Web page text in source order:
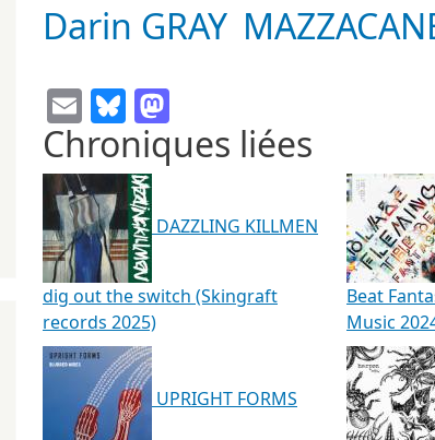
Darin GRAY
EmailBluesky
Chroniques liées
DAZZLING KILLMEN
dig out the switch (Skingraft
records 2025)
Beat
Music
UPRIGHT FORMS